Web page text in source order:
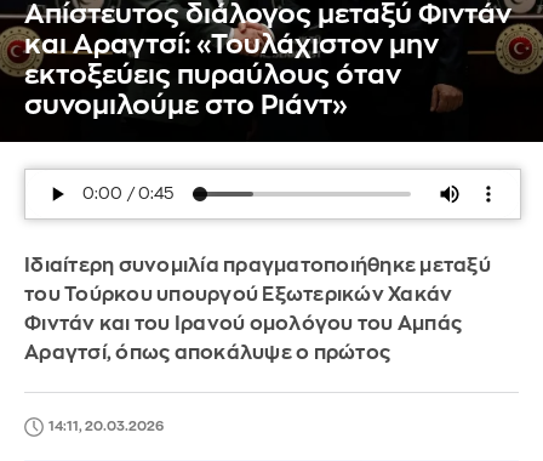
Απίστευτος διάλογος μεταξύ Φιντάν
και Αραγτσί: «Τουλάχιστον μην
εκτοξεύεις πυραύλους όταν
συνομιλούμε στο Ριάντ»
Ιδιαίτερη συνομιλία πραγματοποιήθηκε μεταξύ
του Τούρκου υπουργού Εξωτερικών Χακάν
Φιντάν και του Ιρανού ομολόγου του Αμπάς
Αραγτσί, όπως αποκάλυψε ο πρώτος
14:11, 20.03.2026